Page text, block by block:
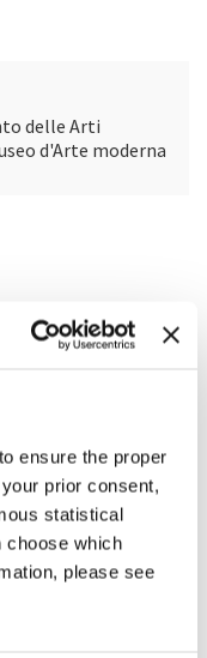
ensure the proper
prior consent,
statistical
choose which
please see
delle Arti
d'Arte moderna